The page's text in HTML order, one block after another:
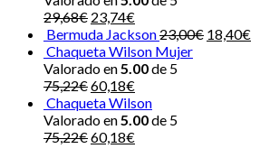
29,68€ 23,74€
Bermuda Jackson23,00€ 18,40€
Chaqueta Wilson Mujer
Valorado en5.00de 5
75,22€60,18€
Chaqueta Wilson
Valorado en5.00de 5
75,22€60,18€